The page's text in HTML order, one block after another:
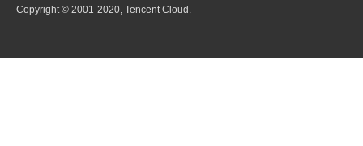
Copyright © 2001-2020, Tencent Cloud.